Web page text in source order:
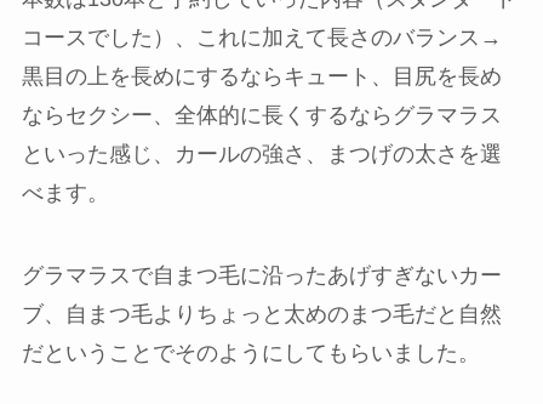
コースでした）、これに加えて長さのバランス→
黒目の上を長めにするならキュート、目尻を長め
ならセクシー、全体的に長くするならグラマラス
といった感じ、カールの強さ、まつげの太さを選
べます。
グラマラスで自まつ毛に沿ったあげすぎないカー
ブ、自まつ毛よりちょっと太めのまつ毛だと自然
だということでそのようにしてもらいました。